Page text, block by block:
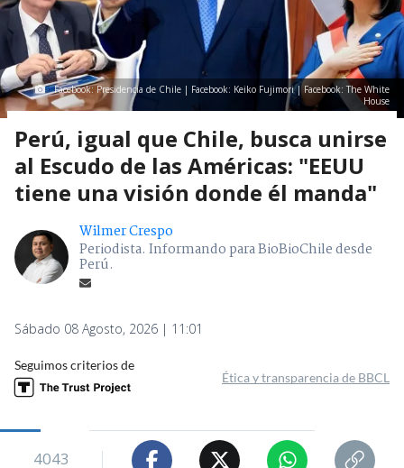
Facebook: Presidencia de Chile | Facebook: Keiko Fujimori | Facebook: The White
House
Perú, igual que Chile, busca unirse
al Escudo de las Américas: "EEUU
tiene una visión donde él manda"
Wilmer Crespo
Periodista. Informando para BioBioChile desde
Perú.
Sábado 08 Agosto, 2026 | 11:01
Seguimos criterios de
Ética y transparencia de BBCL
4043